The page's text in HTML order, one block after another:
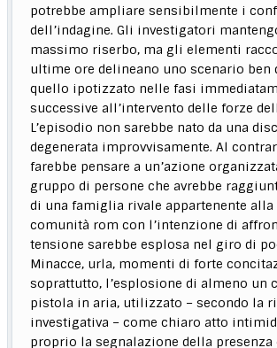
potrebbe ampliare sensibilmente i
dell’indagine. Gli investigatori
massimo riserbo, ma gli elementi
ultime ore delineano uno scenario ben
quello ipotizzato nelle fasi
successive all’intervento delle forze
L’episodio non sarebbe nato da una
degenerata improvvisamente. Al
farebbe pensare a un’azione
gruppo di persone che avrebbe
di una famiglia rivale appartenente alla
comunità rom con l’intenzione di
tensione sarebbe esplosa nel giro di
Minacce, urla, momenti di forte
soprattutto, l’esplosione di almeno un
pistola in aria, utilizzato – secondo la
investigativa – come chiaro atto
proprio la segnalazione della presenza